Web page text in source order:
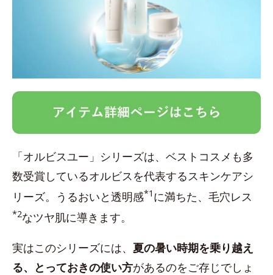
「オルビスユー」シリーズは、ベストコスメも多
数受賞しているオルビスを代表するスキンケアシ
リーズ。うるおいと透明感*1 に満ちた、毛穴レス
*2なツヤ肌に導きます。
実はこのシリーズには、 夏の暑い時期を乗り越え
る、とっておきの使い方があるのをご存じでしょ